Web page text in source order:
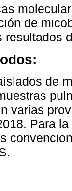
de
resultados
de
varias
Para